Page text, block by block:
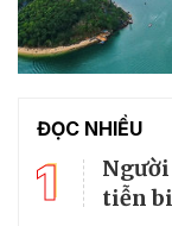
ĐỌC NHIỀU
1
tiễn